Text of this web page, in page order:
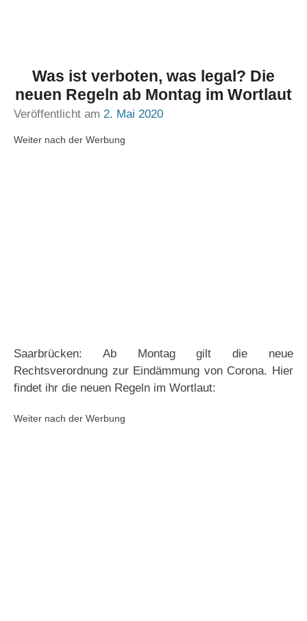
Was ist verboten, was legal? Die
neuen Regeln ab Montag im Wortlaut
Veröffentlicht am 2. Mai 2020
Weiter nach der Werbung
Saarbrücken: Ab Montag gilt die neue
Rechtsverordnung zur Eindämmung von Corona. Hier
findet ihr die neuen Regeln im Wortlaut:
Weiter nach der Werbung